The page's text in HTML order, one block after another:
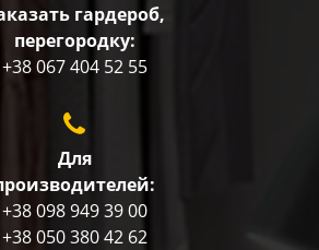
гардероб,
перегородку:
+38 067 404 52 55
Для
+38 098 949 39 00
+38 050 380 42 62